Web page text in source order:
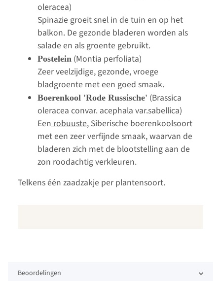
oleracea)
Spinazie groeit snel in de tuin en op het
balkon. De gezonde bladeren worden als
salade en als groente gebruikt.
Postelein (Montia perfoliata)
Zeer veelzijdige, gezonde, vroege
bladgroente met een goed smaak.
Boerenkool 'Rode Russische' (Brassica
oleracea convar. acephala var.sabellica)
Eenrobuuste, Siberische boerenkoolsoort
met een zeer verfijnde smaak, waarvan de
bladeren zich met de blootstelling aan de
zon roodachtig verkleuren.
Telkens één zaadzakje per plantensoort.
Beoordelingen